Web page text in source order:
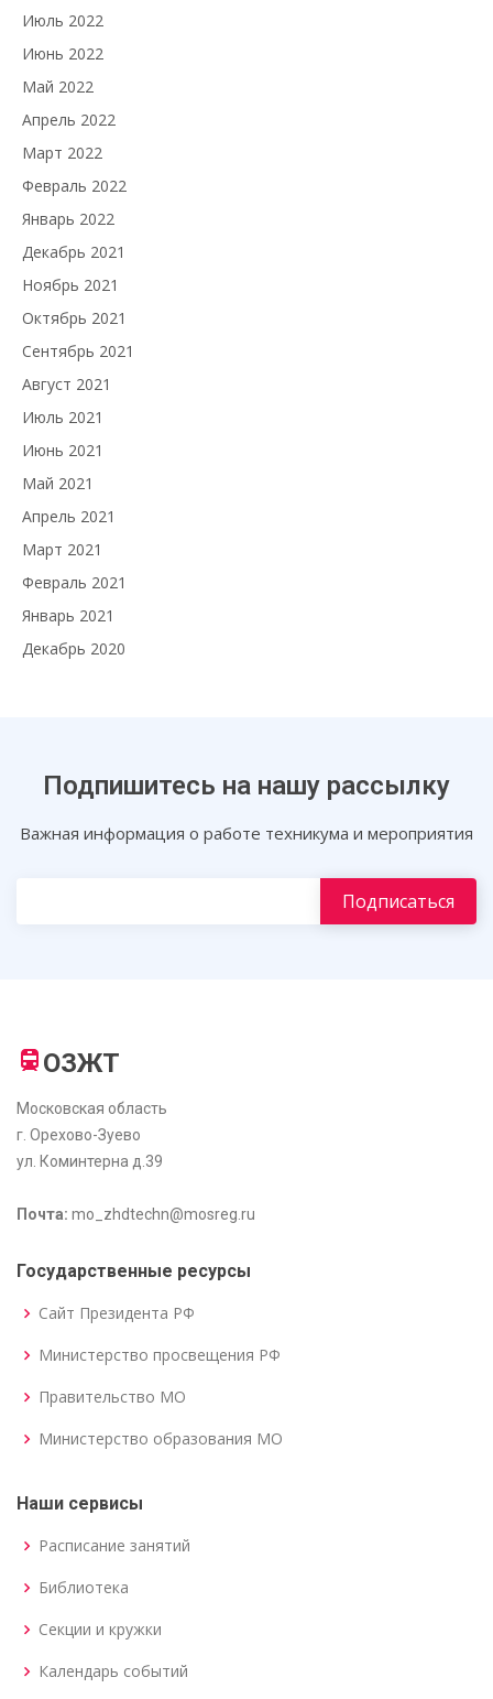
Июль 2022
Июнь 2022
Май 2022
Апрель 2022
Март 2022
Февраль 2022
Январь 2022
Декабрь 2021
Ноябрь 2021
Октябрь 2021
Сентябрь 2021
Август 2021
Июль 2021
Июнь 2021
Май 2021
Апрель 2021
Март 2021
Февраль 2021
Январь 2021
Декабрь 2020
Подпишитесь на нашу рассылку
Важная информация о работе техникума и мероприятия
ОЗЖТ
Московская область
г. Орехово-Зуево
ул. Коминтерна д.39
Почта: mo_zhdtechn@mosreg.ru
Государственные ресурсы
Сайт Президента РФ
Министерство просвещения РФ
Правительство МО
Министерство образования МО
Наши сервисы
Расписание занятий
Библиотека
Секции и кружки
Календарь событий